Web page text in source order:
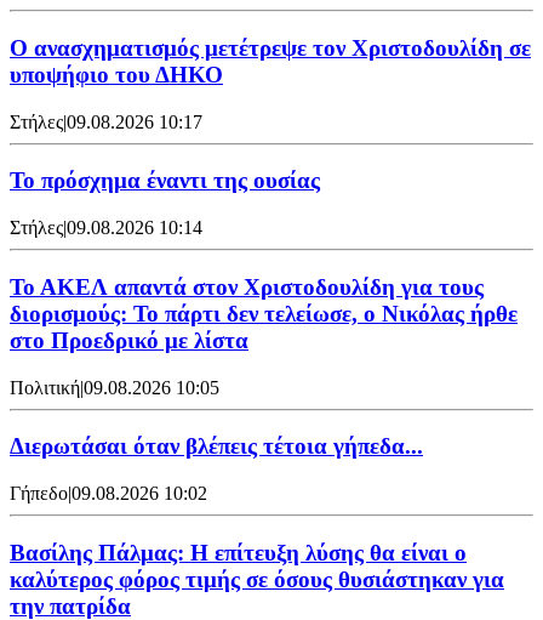
Ο ανασχηματισμός μετέτρεψε τον Χριστοδουλίδη σε
υποψήφιο του ΔΗΚΟ
Στήλες|09.08.2026 10:17
Το πρόσχημα έναντι της ουσίας
Στήλες|09.08.2026 10:14
Το ΑΚΕΛ απαντά στον Χριστοδουλίδη για τους
διορισμούς: Το πάρτι δεν τελείωσε, ο Νικόλας ήρθε
στο Προεδρικό με λίστα
Πολιτική|09.08.2026 10:05
Διερωτάσαι όταν βλέπεις τέτοια γήπεδα...
Γήπεδο|09.08.2026 10:02
Βασίλης Πάλμας: Η επίτευξη λύσης θα είναι ο
καλύτερος φόρος τιμής σε όσους θυσιάστηκαν για
την πατρίδα